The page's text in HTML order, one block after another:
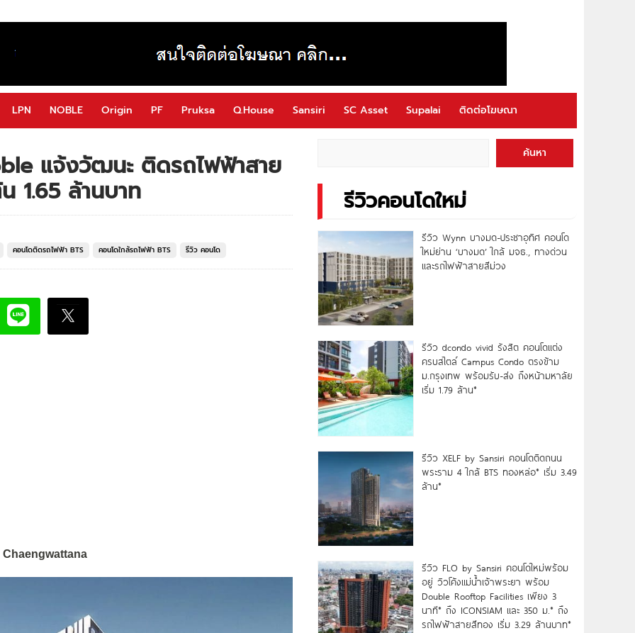
LPN NOBLE Origin PF Pruksa Q.House Sansiri SC Asset Supalai ติดต่อโฆษณา
แจ้งวัฒนะ ติดรถไฟฟ้าสาย
1.65 ล้านบาท
คอนโดติดรถไฟฟ้า BTS คอนโดใกล้รถไฟฟ้า BTS รีวิว คอนโด
ค้นหา
รีวิวคอนโดใหม่
รีวิว Wynn บางมด-ประชาอุทิศ คอนโด
ใหม่ย่าน ‘บางมด’ ใกล้ มจธ., ทางด่วน
และรถไฟฟ้าสายสีม่วง
รีวิว dcondo vivid รังสิต คอนโดแต่ง
ครบสไตล์ Campus Condo ตรงข้าม
ม.กรุงเทพ พร้อมรับ-ส่ง ถึงหน้ามหาลัย
เริ่ม 1.79 ล้าน*
รีวิว XELF by Sansiri คอนโดติดถนน
พระราม 4 ใกล้ BTS ทองหล่อ* เริ่ม 3.49
ล้าน*
รีวิว FLO by Sansiri คอนโดใหม่พร้อม
อยู่ วิวโค้งแม่น้ำเจ้าพระยา พร้อม
Double Rooftop Facilities เพียง 3
นาที* ถึง ICONSIAM และ 350 ม.* ถึง
รถไฟฟ้าสายสีทอง เริ่ม 3.29 ล้านบาท*